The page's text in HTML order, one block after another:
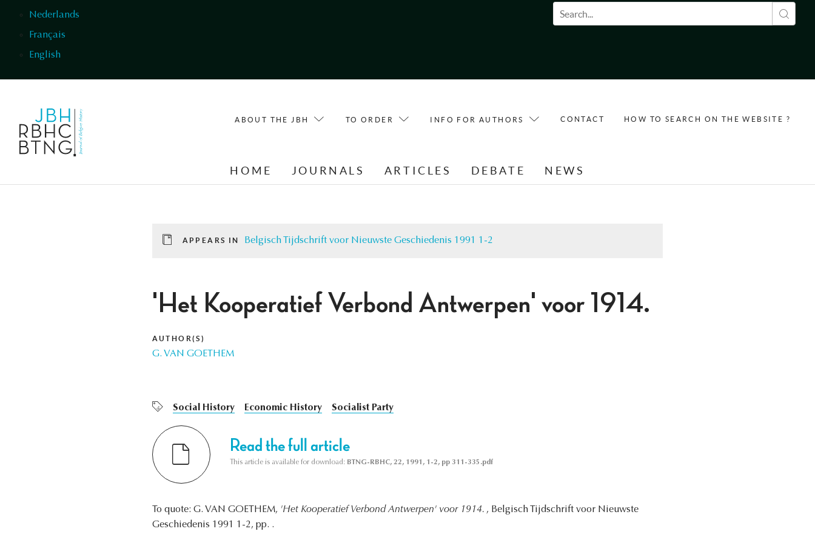
Nederlands
Français
English
Search form
ABOUT THE JBH TO ORDER INFO FOR AUTHORS CONTACT HOW TO SEARCH ON THE WEBSITE ?
HOME JOURNALS ARTICLES DEBATE NEWS
APPEARS IN Belgisch Tijdschrift voor Nieuwste Geschiedenis 1991 1-2
'Het Kooperatief Verbond Antwerpen' voor 1914.
AUTHOR(S)
G. VAN GOETHEM
Social History Economic History Socialist Party
Read the full article
This article is available for download: BTNG-RBHC, 22, 1991, 1-2, pp 311-335.pdf
To quote: G. VAN GOETHEM, 'Het Kooperatief Verbond Antwerpen' voor 1914. , Belgisch Tijdschrift voor Nieuwste
Geschiedenis 1991 1-2, pp. .